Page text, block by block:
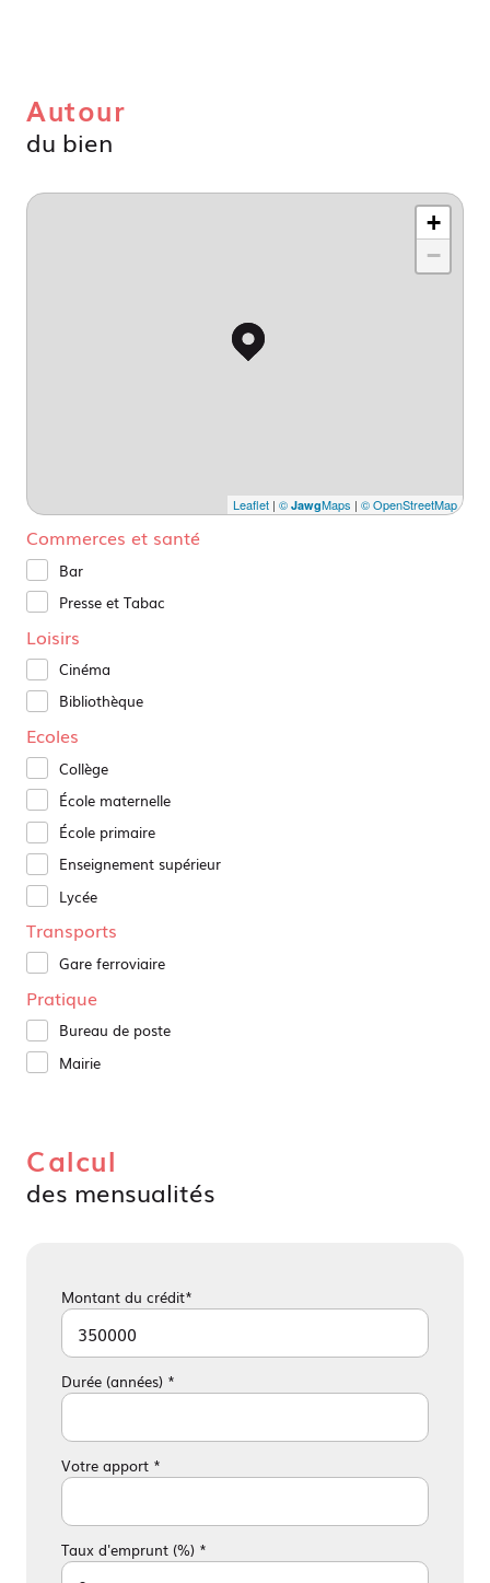
Autour
du bien
+
−
Leaflet | © JawgMaps | © OpenStreetMap
Commerces et santé
Bar
Presse et Tabac
Loisirs
Cinéma
Bibliothèque
Ecoles
Collège
École maternelle
École primaire
Enseignement supérieur
Lycée
Transports
Gare ferroviaire
Pratique
Bureau de poste
Mairie
Calcul
des mensualités
Montant du crédit*
Durée (années) *
Votre apport *
Taux d'emprunt (%) *